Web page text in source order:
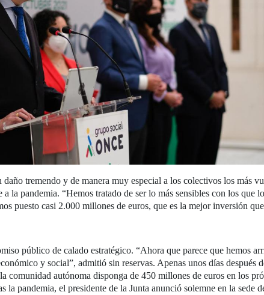
tremendo y de manera muy especial a los colectivos los más
la pandemia. “Hemos tratado de ser lo más sensibles con los que
puesto casi 2.000 millones de euros, que es la mejor inversión
público de calado estratégico. “Ahora que parece que hemos
y social”, admitió sin reservas. Apenas unos días después
comunidad autónoma disponga de 450 millones de euros en los
la pandemia, el presidente de la Junta anunció solemne en la sede